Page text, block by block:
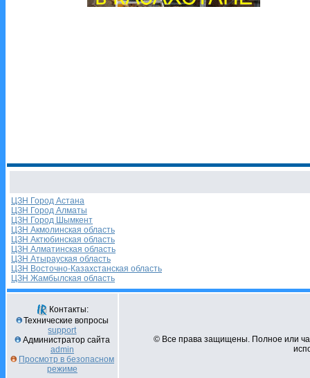
ЦЗН Город Астана
ЦЗН Город Алматы
ЦЗН Город Шымкент
ЦЗН Акмолинская область
ЦЗН Актюбинская область
ЦЗН Алматинская область
ЦЗН Атырауская область
ЦЗН Восточно-Казахстанская область
ЦЗН Жамбылская область
Контакты:
Технические вопросы
support
Администратор сайта
admin
Просмотр в безопасном
режиме
© Все права защищены. Полное или